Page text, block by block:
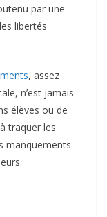
par une
libertés
, assez
n’est jamais
élèves ou de
traquer les
manquements